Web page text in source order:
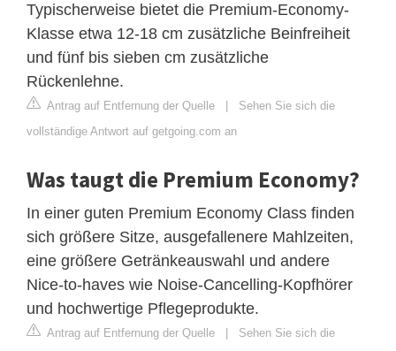
Typischerweise bietet die Premium-Economy-
Klasse etwa 12-18 cm zusätzliche Beinfreiheit
und fünf bis sieben cm zusätzliche
Rückenlehne.
Antrag auf Entfernung der Quelle
Sehen Sie sich die
vollständige Antwort auf getgoing.com an
Was taugt die Premium Economy?
In einer guten Premium Economy Class finden
sich größere Sitze, ausgefallenere Mahlzeiten,
eine größere Getränkeauswahl und andere
Nice-to-haves wie Noise-Cancelling-Kopfhörer
und hochwertige Pflegeprodukte.
Antrag auf Entfernung der Quelle
Sehen Sie sich die